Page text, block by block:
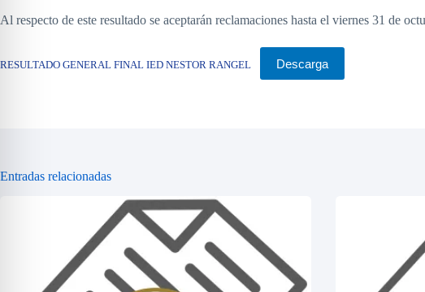
Al respecto de este resultado se aceptarán reclamaciones hasta el viernes 31 de
RESULTADO GENERAL FINAL IED NESTOR RANGEL Descarga
Entradas relacionadas